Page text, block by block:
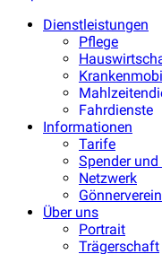
Dienstleistungen
Pflege
Fahrdienste
Informationen
Tarife
Spender
Netzwerk
Gönnerverein
Über uns
Portrait
Trägerschaft